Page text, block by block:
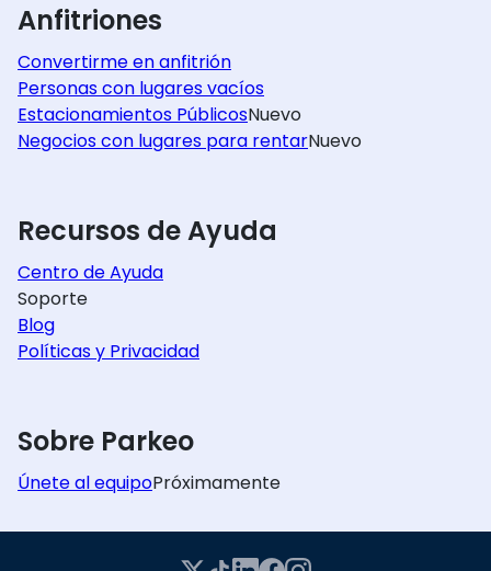
Anfitriones
Convertirme en anfitrión
Personas con lugares vacíos
Estacionamientos PúblicosNuevo
Negocios con lugares para rentarNuevo
Recursos de Ayuda
Centro de Ayuda
Soporte
Blog
Políticas y Privacidad
Sobre Parkeo
Únete al equipoPróximamente